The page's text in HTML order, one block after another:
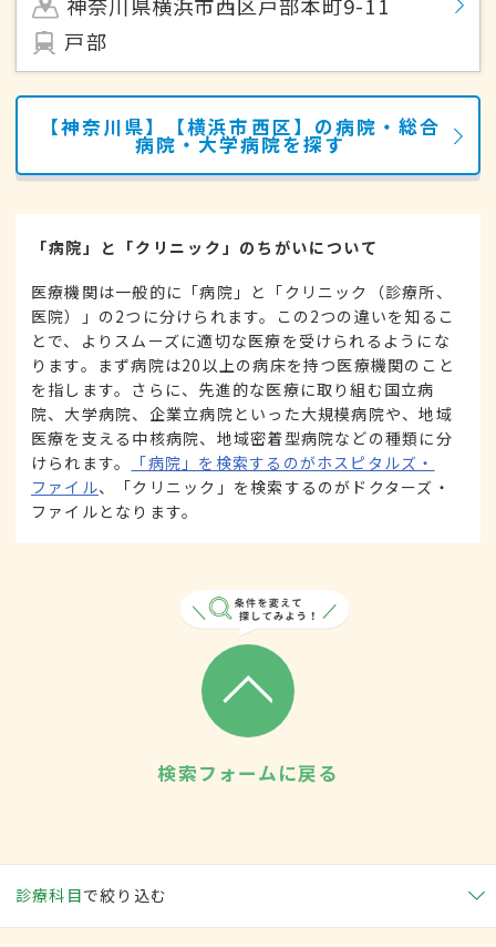
戸部
【神奈川県】【横浜市西区】の病院・総合
病院・大学病院を探す
「病院」と「クリニック」のちがいについて
医療機関は一般的に「病院」と「クリニック（診療所、
医院）」の2つに分けられます。この2つの違いを知るこ
とで、よりスムーズに適切な医療を受けられるようにな
ります。まず病院は20以上の病床を持つ医療機関のこと
を指します。さらに、先進的な医療に取り組む国立病
院、大学病院、企業立病院といった大規模病院や、地域
医療を支える中核病院、地域密着型病院などの種類に分
けられます。
「病院」を検索するのがホスピタルズ・
ファイル、「クリニック」を検索するのがドクターズ・
ファイルとなります。
検索フォームに戻る
診療科目で絞り込む